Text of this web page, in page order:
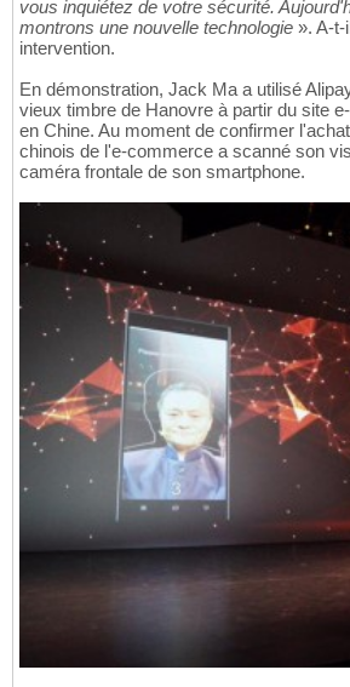
vous inquiétez de votre sécurité.
montrons une nouvelle technologie ». A-
intervention.
En démonstration, Jack Ma a utilisé
vieux timbre de Hanovre à partir du site
en Chine. Au moment de confirmer
chinois de l'e-commerce a scanné son
caméra frontale de son smartphone.